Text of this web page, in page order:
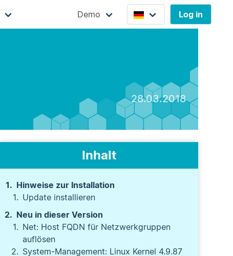
Demo Log in
28.03.2018
Inhalt
Hinweise zur Installation
Update installieren
Neu in dieser Version
Net: Host FQDN für Netzwerkgruppen
auflösen
System-Management: Linux Kernel 4.9.87